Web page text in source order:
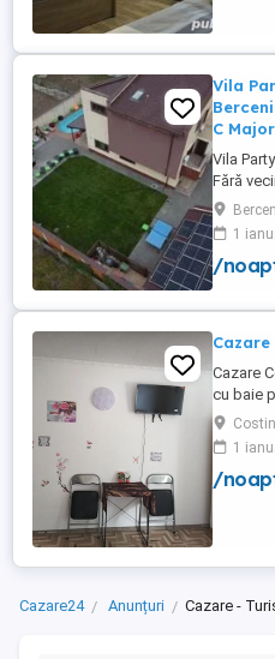
Vila
C
Vila
Fără
S+P+2E
asfalt,
hotelier,
party, ...
1
/
Cazare
cu baie
frigider
1
/
Cazare24 Anunțuri Cazare -